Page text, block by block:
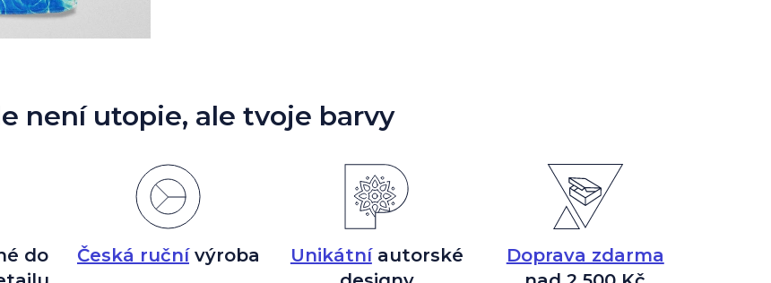
není utopie, ale tvoje barvy
do
Česká ručnívýroba Unikátníautorské
Doprava zdarma